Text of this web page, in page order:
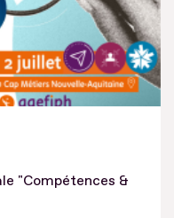
"Compétences &